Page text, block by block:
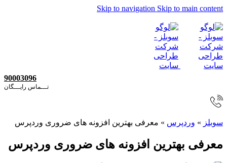
Skip to navigation Skip to main content
90003096
تـــماس رایـــگان
سوبلز » وردپرس » معرفی بهترین افزونه های ضروری وردپرس
معرفی بهترین افزونه های ضروری وردپرس